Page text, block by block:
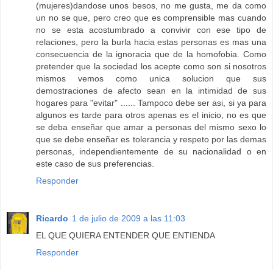
(mujeres)dandose unos besos, no me gusta, me da como
un no se que, pero creo que es comprensible mas cuando
no se esta acostumbrado a convivir con ese tipo de
relaciones, pero la burla hacia estas personas es mas una
consecuencia de la ignoracia que de la homofobia. Como
pretender que la sociedad los acepte como son si nosotros
mismos vemos como unica solucion que sus
demostraciones de afecto sean en la intimidad de sus
hogares para "evitar" ...... Tampoco debe ser asi, si ya para
algunos es tarde para otros apenas es el inicio, no es que
se deba enseñar que amar a personas del mismo sexo lo
que se debe enseñar es tolerancia y respeto por las demas
personas, independientemente de su nacionalidad o en
este caso de sus preferencias.
Responder
Ricardo 1 de julio de 2009 a las 11:03
EL QUE QUIERA ENTENDER QUE ENTIENDA
Responder